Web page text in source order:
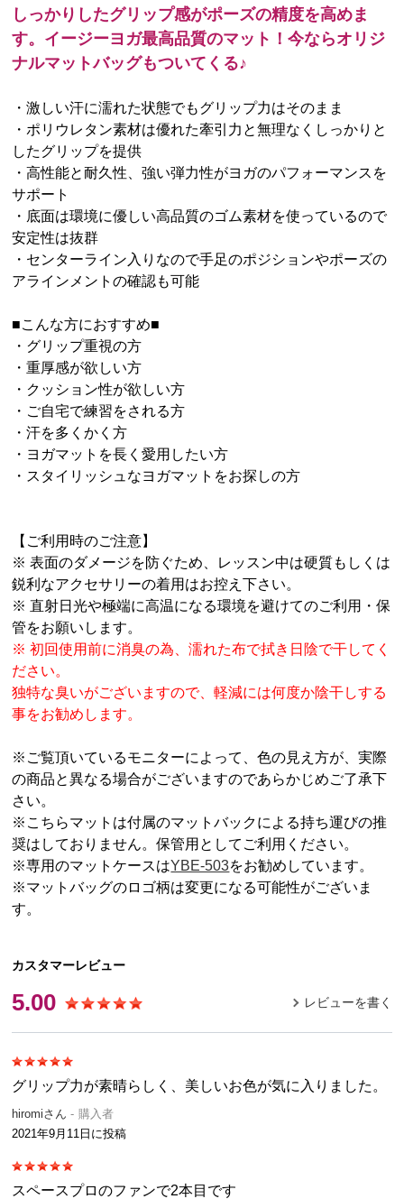
しっかりしたグリップ感がポーズの精度を高めま
す。イージーヨガ最高品質のマット！今ならオリジ
ナルマットバッグもついてくる♪
・激しい汗に濡れた状態でもグリップ力はそのまま
・ポリウレタン素材は優れた牽引力と無理なくしっかりと
したグリップを提供
・高性能と耐久性、強い弾力性がヨガのパフォーマンスを
サポート
・底面は環境に優しい高品質のゴム素材を使っているので
安定性は抜群
・センターライン入りなので手足のポジションやポーズの
アラインメントの確認も可能
■こんな方におすすめ■
・グリップ重視の方
・重厚感が欲しい方
・クッション性が欲しい方
・ご自宅で練習をされる方
・汗を多くかく方
・ヨガマットを長く愛用したい方
・スタイリッシュなヨガマットをお探しの方
【ご利用時のご注意】
※ 表面のダメージを防ぐため、レッスン中は硬質もしくは
鋭利なアクセサリーの着用はお控え下さい。
※ 直射日光や極端に高温になる環境を避けてのご利用・保
管をお願いします。
※ 初回使用前に消臭の為、濡れた布で拭き日陰で干してく
ださい。
独特な臭いがございますので、軽減には何度か陰干しする
事をお勧めします。
※ご覧頂いているモニターによって、色の見え方が、実際
の商品と異なる場合がございますのであらかじめご了承下
さい。
※こちらマットは付属のマットバックによる持ち運びの推
奨はしておりません。保管用としてご利用ください。
※専用のマットケースはYBE-503をお勧めしています。
※マットバッグのロゴ柄は変更になる可能性がございま
す。
カスタマーレビュー
5.00 レビューを書く
グリップ力が素晴らしく、美しいお色が気に入りました。
hiromiさん
購入者
2021年9月11日 に投稿
スペースプロのファンで2本目です